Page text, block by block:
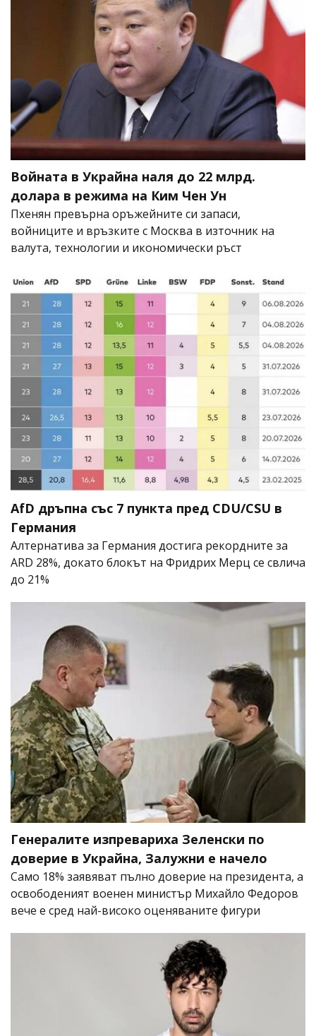
Войната в Украйна наля до 22 млрд.
долара в режима на Ким Чен Ун
Пхенян превърна оръжейните си запаси,
войниците и връзките с Москва в източник на
валута, технологии и икономически ръст
AfD дръпна със 7 пункта пред CDU/CSU в
Германия
Алтернатива за Германия достига рекордните за
ARD 28%, докато блокът на Фридрих Мерц се свлича
до 21%
Генералите изпревариха Зеленски по
доверие в Украйна, Залужни е начело
Само 18% заявяват пълно доверие на президента, а
освободеният военен министър Михайло Федоров
вече е сред най-високо оценяваните фигури